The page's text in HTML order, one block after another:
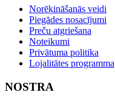
Norēķināšanās veidi
Piegādes nosacījumi
Preču atgriešana
Noteikumi
Privātuma politika
Lojalitātes programma
NOSTRA